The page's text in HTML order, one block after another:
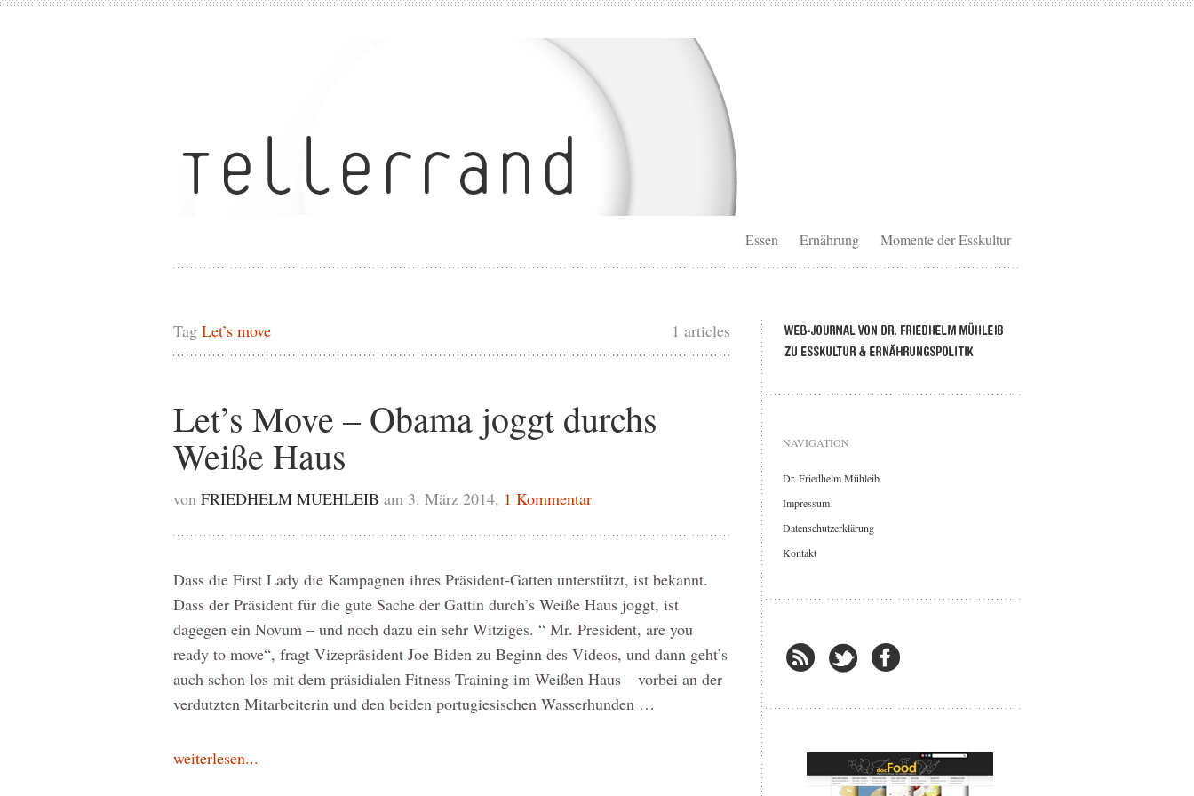
Essen Ernährung Momente der Esskultur
1 articles
Tag Let’s move
Let’s Move – Obama joggt durchs
Weiße Haus
von FRIEDHELM MUEHLEIB am 3. März 2014, 1 Kommentar
Dass die First Lady die Kampagnen ihres Präsident-Gatten unterstützt, ist bekannt.
Dass der Präsident für die gute Sache der Gattin durch’s Weiße Haus joggt, ist
dagegen ein Novum – und noch dazu ein sehr Witziges. “ Mr. President, are you
ready to move“, fragt Vizepräsident Joe Biden zu Beginn des Videos, und dann geht’s
auch schon los mit dem präsidialen Fitness-Training im Weißen Haus – vorbei an der
verdutzten Mitarbeiterin und den beiden portugiesischen Wasserhunden …
weiterlesen...
NAVIGATION
Dr. Friedhelm Mühleib
Impressum
Datenschutzerklärung
Kontakt